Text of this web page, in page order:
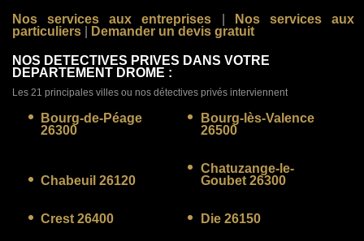
Nos services aux entreprises
Nos services aux
particuliers
Demander un devis gratuit
NOS DETECTIVES PRIVES DANS VOTRE
DEPARTEMENT DROME :
Les 21 principales villes ou nos détectives privés interviennent
Bourg-de-Péage
26300
Bourg-lès-Valence
26500
Chabeuil 26120
Chatuzange-le-
Goubet 26300
Crest 26400 Die 26150